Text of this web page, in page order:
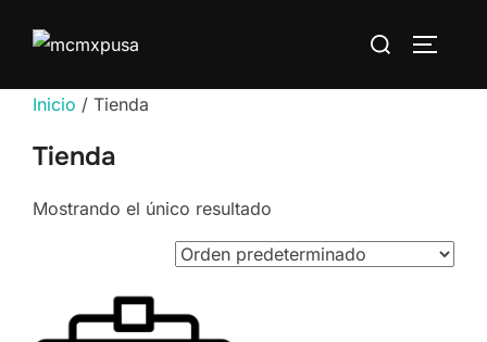
Buscar:
Inicio / Tienda
Tienda
Mostrando el único resultado